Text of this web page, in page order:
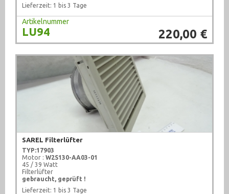
Lieferzeit: 1 bis 3 Tage
Artikelnummer
LU94 220,00 €
SAREL Filterlüfter
TYP:17903
Motor : W2S130-AA03-01
45 / 39 Watt
Filterlüfter
gebraucht, geprüft !
Lieferzeit: 1 bis 3 Tage